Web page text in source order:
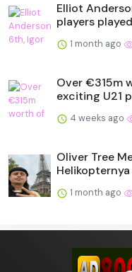
Elliot
players
1 month ago
Over €315m
exciting U21
4 weeks ago
Oliver Tree
1 month ago